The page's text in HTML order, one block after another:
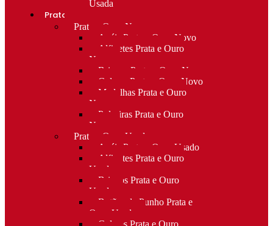
Usada
Prata e ouro
Prata e Ouro Novo
Anéis Prata e Ouro Novo
Alfinetes Prata e Ouro
Novo
Brincos Prata e Ouro Novo
Colares Prata e Ouro Novo
Medalhas Prata e Ouro
Novo
Pulseiras Prata e Ouro
Novo
Prata e Ouro Usado
Anéis Prata e Ouro Usado
Alfinetes Prata e Ouro
Usado
Brincos Prata e Ouro
Usado
Botões de Punho Prata e
Ouro Usado